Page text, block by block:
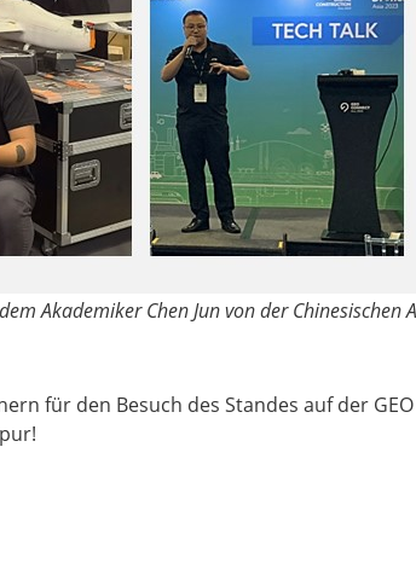
Akademiker Chen Jun von der Chinesischen
für den Besuch des Standes auf der